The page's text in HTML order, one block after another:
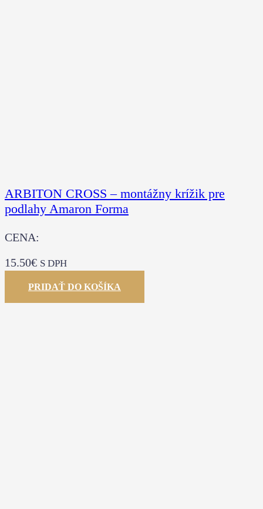
ARBITON CROSS – montážny krížik pre
podlahy Amaron Forma
CENA:
15.50€ S DPH
PRIDAŤ DO KOŠÍKA